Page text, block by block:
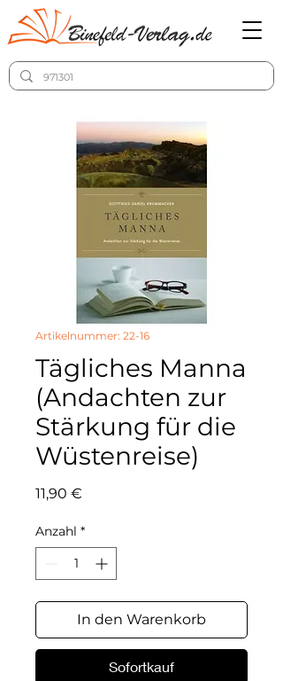
Artikelnummer: 22-16
Tägliches Manna
(Andachten zur
Stärkung für die
Wüstenreise)
11,90 €
Anzahl *
In den Warenkorb
Sofortkauf